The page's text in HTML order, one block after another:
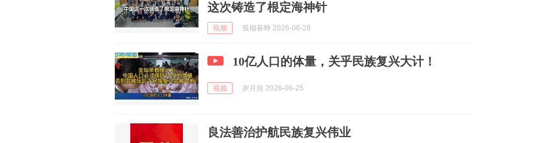
这次铸造了根定海神针
视频 孤烟暮蝉 2026-06-28
10亿人口的体量，关乎民族复兴大计！
视频 岁月痕 2026-06-25
良法善治护航民族复兴伟业